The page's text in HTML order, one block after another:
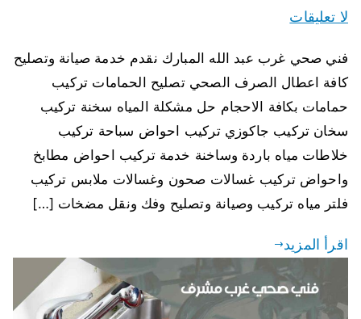
لا تعليقات
فني صحي غرب عبد الله المبارك نقدم خدمة صيانة وتصليح
كافة اعطال الصرف الصحي تصليح الحمامات تركيب
حمامات بكافة الاحجام حل مشكلة المياه سخنة تركيب
سخان تركيب جاكوزي تركيب احواض سباحة تركيب
خلاطات مياه باردة وساخنة خدمة تركيب احواض مطابخ
واحواض تركيب غسالات صحون وغسالات ملابس تركيب
فلتر مياه تركيب وصيانة وتصليح وفك ونقل مضخات […]
اقرأ المزيد